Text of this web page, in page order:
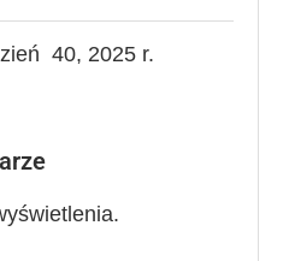
40, 2025 r.